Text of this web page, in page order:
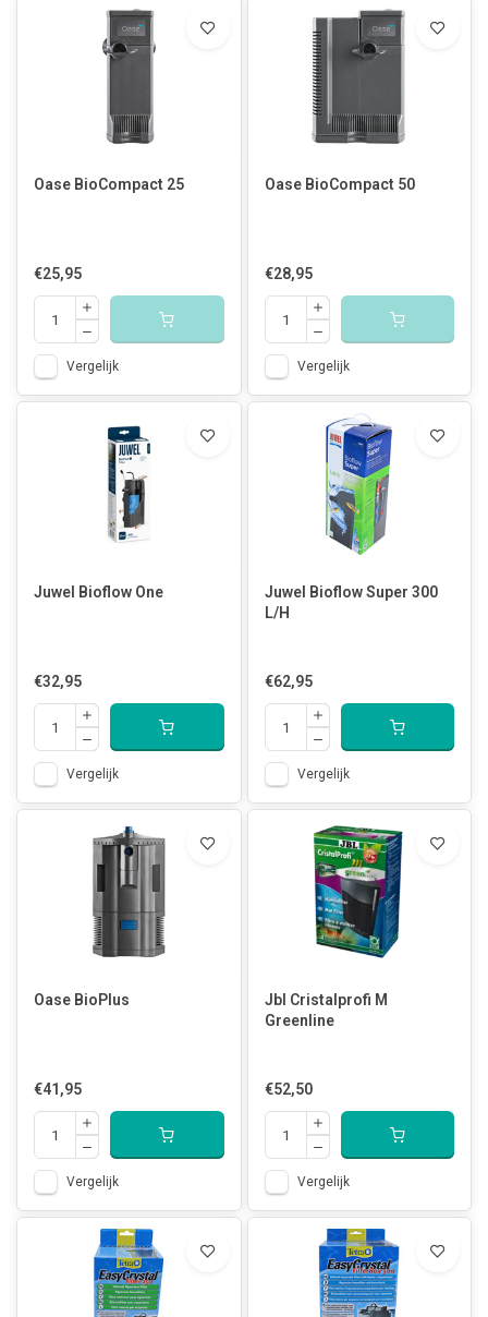
Oase BioCompact 25
€25,95
Vergelijk
Oase BioCompact 50
€28,95
Vergelijk
Juwel Bioflow One
€32,95
Vergelijk
Juwel Bioflow Super 300
L/H
€62,95
Vergelijk
Oase BioPlus
€41,95
Vergelijk
Jbl Cristalprofi M
Greenline
€52,50
Vergelijk